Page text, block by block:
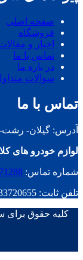
صفحه اصلی
فروشگاه
اخبار و
تماس با ما
در باره ما
سوالات
تماس با ما
آدرس: گیلان- رشت-
لوازم خودرو های
شماره تماس:
تلفن ثابت: 01333720655
کلیه حقوق برای